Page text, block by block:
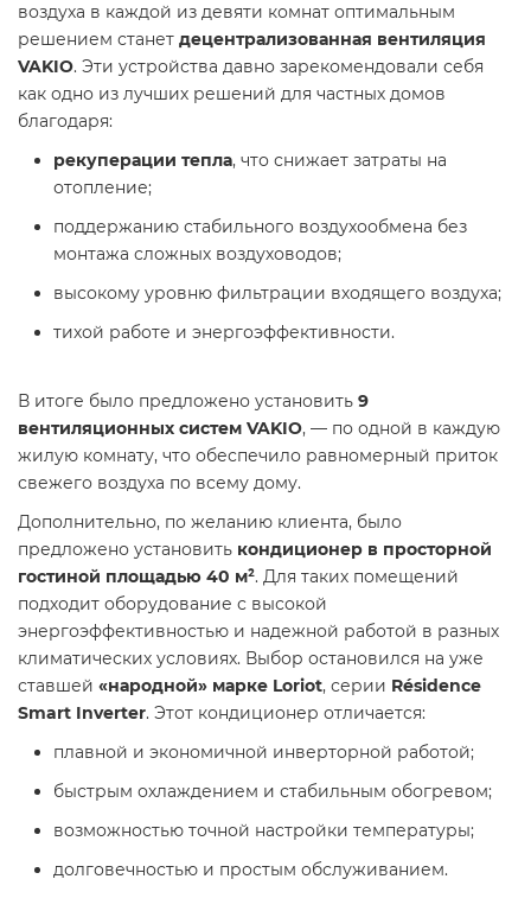
воздуха в каждой из девяти комнат оптимальным
решением станет децентрализованная вентиляция
VAKIO. Эти устройства давно зарекомендовали себя
как одно из лучших решений для частных домов
благодаря:
рекуперации тепла, что снижает затраты на
отопление;
поддержанию стабильного воздухообмена без
монтажа сложных воздуховодов;
высокому уровню фильтрации входящего воздуха;
тихой работе и энергоэффективности.
В итоге было предложено установить 9
вентиляционных систем VAKIO, — по одной в каждую
жилую комнату, что обеспечило равномерный приток
свежего воздуха по всему дому.
Дополнительно, по желанию клиента, было
предложено установить кондиционер в просторной
гостиной площадью 40 м². Для таких помещений
подходит оборудование с высокой
энергоэффективностью и надежной работой в разных
климатических условиях. Выбор остановился на уже
ставшей «народной» марке Loriot, серии Résidence
Smart Inverter. Этот кондиционер отличается:
плавной и экономичной инверторной работой;
быстрым охлаждением и стабильным обогревом;
возможностью точной настройки температуры;
долговечностью и простым обслуживанием.